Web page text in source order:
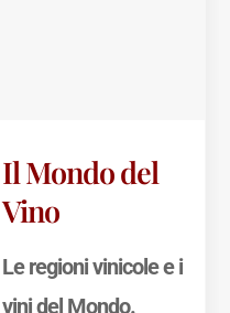
Il Mondo del
Vino
Le regioni vinicole e i
vini del Mondo.